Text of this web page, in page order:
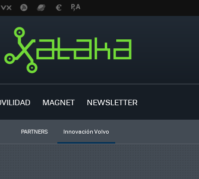
MAGNET NEWSLETTER
PARTNERS Innovación Volvo